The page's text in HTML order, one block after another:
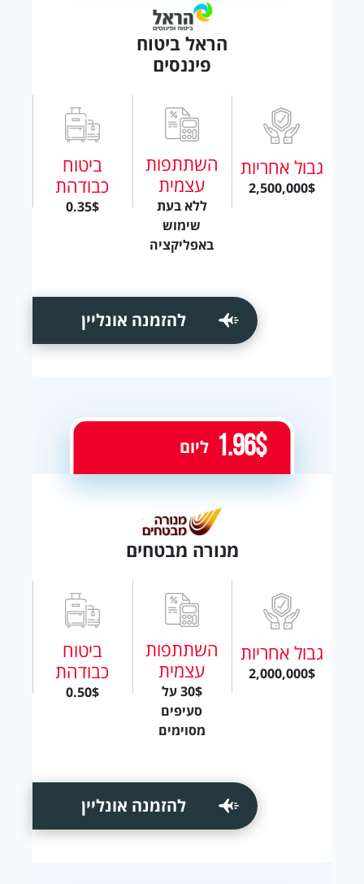
הראל ביטוח
פיננסים
גבול אחריות
2,500,000$
השתתפות
עצמית
ללא בעת
שימוש
באפליקציה
ביטוח
כבודהת
0.35$
להזמנה אונליין
מנורה מבטחים
גבול אחריות
2,000,000$
השתתפות
עצמית
30$ על
סעיפים
מסוימים
ביטוח
כבודהת
0.50$
1.96$ ליום
להזמנה אונליין